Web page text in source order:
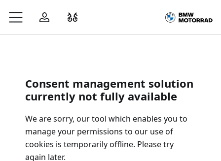
Zum Hauptinhalt springen
Anmelden